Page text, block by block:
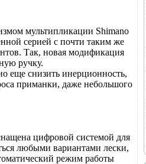
мультипликации Shimano
серией с почти таким же
Так, новая модификация
ручку.
еще снизить инерционность,
приманки, даже небольшого
цифровой системой для
любыми вариантами лески,
режим работы